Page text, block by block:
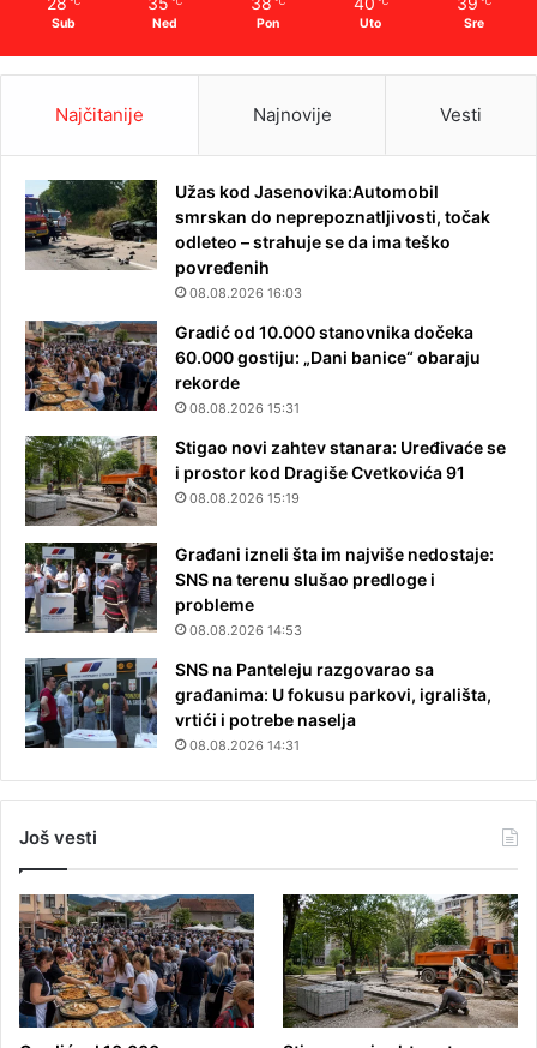
Sub Ned Pon Uto Sre
Najčitanije Najnovije Vesti
Užas kod Jasenovika:Automobil
smrskan do neprepoznatljivosti, točak
odleteo – strahuje se da ima teško
povređenih
08.08.2026 16:03
Gradić od 10.000 stanovnika dočeka
60.000 gostiju: „Dani banice“ obaraju
rekorde
08.08.2026 15:31
Stigao novi zahtev stanara: Uređivaće se
i prostor kod Dragiše Cvetkovića 91
08.08.2026 15:19
Građani izneli šta im najviše nedostaje:
SNS na terenu slušao predloge i
probleme
08.08.2026 14:53
SNS na Panteleju razgovarao sa
građanima: U fokusu parkovi, igrališta,
vrtići i potrebe naselja
08.08.2026 14:31
Još vesti